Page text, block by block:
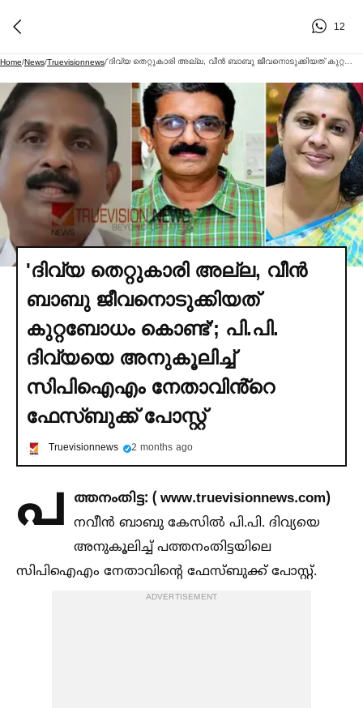
12
Home/News/Truevisionnews/
'ദിവ്യ തെറ്റുകാരി അല്ല, വീൻ
ബാബു ജീവനൊടുക്കിയത്
കുറ്റബോധം കൊണ്ട്'; പി.പി.
ദിവ്യയെ അനുകൂലിച്ച്‌
സിപിഐഎം നേതാവിൻ്റെ
ഫേസ്ബുക്ക് പോസ്റ്റ്
Truevisionnews 2 months ago
പ ത്തനംതിട്ട: ( www.truevisionnews.com)
നവീൻ ബാബു കേസില്‍ പി.പി. ദിവ്യയെ
അനുകൂലിച്ച്‌ പത്തനംതിട്ടയിലെ
സിപിഐഎം നേതാവിൻ്റെ ഫേസ്ബുക്ക് പോസ്റ്റ്.
ADVERTISEMENT